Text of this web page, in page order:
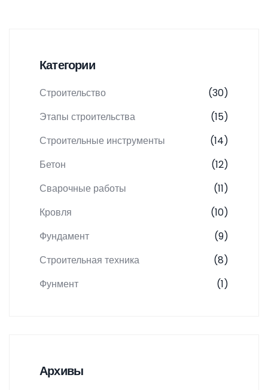
Категории
Строительство
(30)
Этапы строительства
(15)
Строительные инструменты
(14)
Бетон
(12)
Сварочные работы
(11)
Кровля
(10)
Фундамент
(9)
Строительная техника
(8)
Фунмент
(1)
Архивы